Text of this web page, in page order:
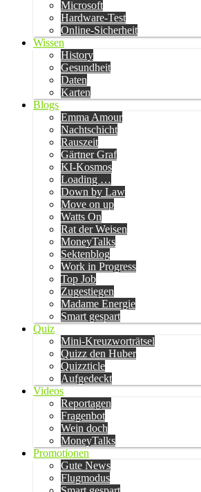
Microsoft
Hardware-Test
Online-Sicherheit
Wissen
History
Gesundheit
Daten
Karten
Blogs
Emma Amour
Nachtschicht
Rauszeit
Gärtner Graf
KI-Kosmos
Loading …
Down by Law
Move on up
Watts On
Rat der Weisen
MoneyTalks
Sektenblog
Work in Progress
Top Job
Zugestiegen
Madame Energie
Smart gespart
Quiz
Mini-Kreuzworträtsel
Quizz den Huber
Quizzticle
Aufgedeckt
Videos
Reportagen
Fragenbot
Wein doch
MoneyTalks
Promotionen
Gute News
Flugmodus